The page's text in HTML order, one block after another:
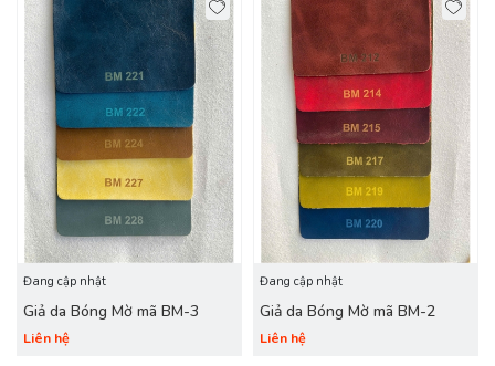
Đang cập nhật
Giả da Bóng Mờ mã BM-3
Liên hệ
Đang cập nhật
Giả da Bóng Mờ mã BM-2
Liên hệ